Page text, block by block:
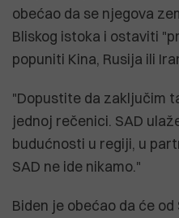
obećao da se njegova
Bliskog istoka i ostaviti
popuniti Kina, Rusija ili
"Dopustite da zaključim
jednoj rečenici. SAD
budućnosti u regiji, u
SAD ne ide nikamo."
Biden je obećao da će